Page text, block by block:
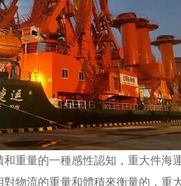
的一種感性認知，重大件海
相對物流的重量和體積來衡量的，